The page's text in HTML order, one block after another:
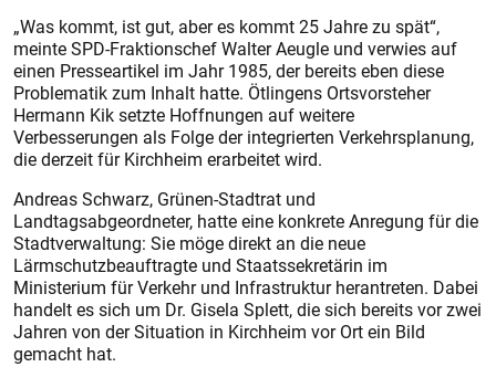
„Was kommt, ist gut, aber es kommt 25 Jahre zu spät“,
meinte SPD-Fraktionschef Walter Aeugle und verwies auf
einen Presseartikel im Jahr 1985, der bereits eben diese
Prob­lematik zum Inhalt hatte. Ötlingens Ortsvorsteher
Hermann Kik setzte Hoffnungen auf weitere
Verbesserungen als Folge der integrierten Verkehrsplanung,
die derzeit für Kirchheim erarbeitet wird.
Andreas Schwarz, Grünen-Stadtrat und
Landtagsabgeordneter, hatte eine konkrete Anregung für die
Stadtverwaltung: Sie möge direkt an die neue
Lärmschutzbeauftragte und Staatssekretärin im
Ministerium für Verkehr und Infrastruktur herantreten. Dabei
handelt es sich um Dr. Gisela Splett, die sich bereits vor zwei
Jahren von der Situation in Kirchheim vor Ort ein Bild
gemacht hat.